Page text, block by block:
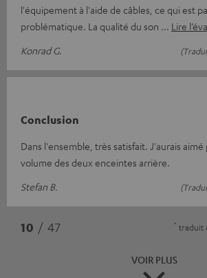
l'équipement à l'aide de câbles, ce qui est
problématique. La qualité du son
Lire
Konrad G.
Conclusion
Dans l'ensemble, très satisfait. J'aurais
volume des deux enceintes arrière.
Stefan B.
10 / 47 * traduit
VOIR PLUS